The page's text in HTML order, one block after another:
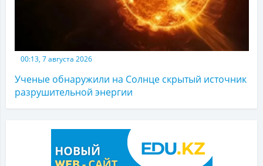
00:13, 7 августа 2026
Ученые обнаружили на Солнце скрытый источник
разрушительной энергии